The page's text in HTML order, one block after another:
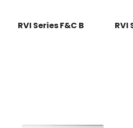
RVI Series F&C B RVI